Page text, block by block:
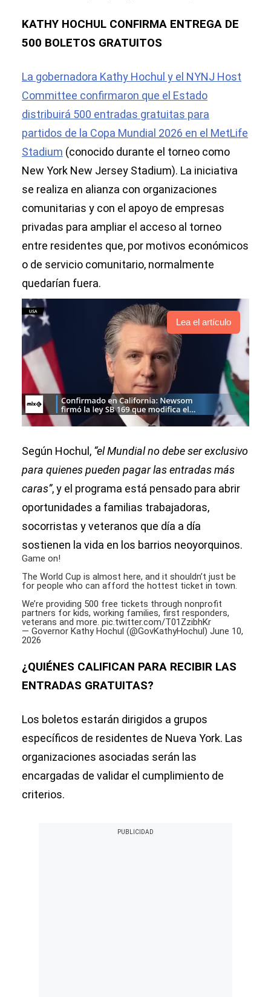
KATHY HOCHUL CONFIRMA ENTREGA DE
500 BOLETOS GRATUITOS
La gobernadora Kathy Hochul y el NYNJ Host
Committee confirmaron que el Estado
distribuirá 500 entradas gratuitas para
partidos de la Copa Mundial 2026 en el MetLife
Stadium (conocido durante el torneo como
New York New Jersey Stadium). La iniciativa
se realiza en alianza con organizaciones
comunitarias y con el apoyo de empresas
privadas para ampliar el acceso al torneo
entre residentes que, por motivos económicos
o de servicio comunitario, normalmente
quedarían fuera.
Lea el artículo
Según Hochul, “el Mundial no debe ser exclusivo
para quienes pueden pagar las entradas más
caras”, y el programa está pensado para abrir
oportunidades a familias trabajadoras,
socorristas y veteranos que día a día
sostienen la vida en los barrios neoyorquinos.
Game on!
The World Cup is almost here, and it shouldn’t just be
for people who can afford the hottest ticket in town.
We’re providing 500 free tickets through nonprofit
partners for kids, working families, first responders,
veterans and more. pic.twitter.com/T01ZzibhKr
— Governor Kathy Hochul (@GovKathyHochul) June 10,
2026
¿QUIÉNES CALIFICAN PARA RECIBIR LAS
ENTRADAS GRATUITAS?
Los boletos estarán dirigidos a grupos
específicos de residentes de Nueva York. Las
organizaciones asociadas serán las
encargadas de validar el cumplimiento de
criterios.